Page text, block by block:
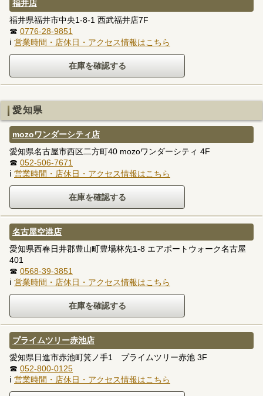
福井店
福井県福井市中央1-8-1 西武福井店7F
☎ 0776-28-9851
ℹ 営業時間・店休日・アクセス情報はこちら
愛知県
mozoワンダーシティ店
愛知県名古屋市西区二方町40 mozoワンダーシティ 4F
☎ 052-506-7671
ℹ 営業時間・店休日・アクセス情報はこちら
名古屋空港店
愛知県西春日井郡豊山町豊場林先1-8 エアポートウォーク名古屋
401
☎ 0568-39-3851
ℹ 営業時間・店休日・アクセス情報はこちら
プライムツリー赤池店
愛知県日進市赤池町箕ノ手1 プライムツリー赤池 3F
☎ 052-800-0125
ℹ 営業時間・店休日・アクセス情報はこちら